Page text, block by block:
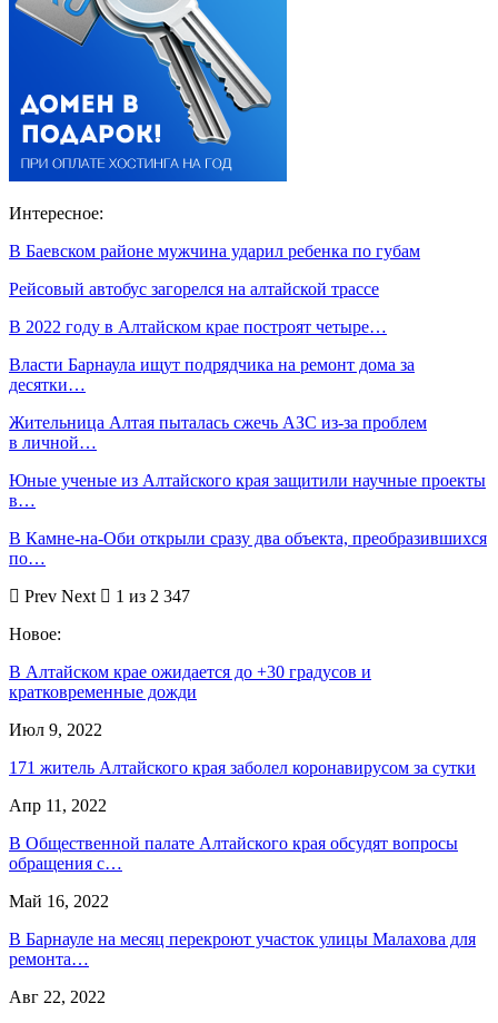
Интересное:
В Баевском районе мужчина ударил ребенка по губам
Рейсовый автобус загорелся на алтайской трассе
В 2022 году в Алтайском крае построят четыре…
Власти Барнаула ищут подрядчика на ремонт дома за
десятки…
Жительница Алтая пыталась сжечь АЗС из-за проблем
в личной…
Юные ученые из Алтайского края защитили научные проекты
в…
В Камне-на-Оби открыли сразу два объекта, преобразившихся
по…
Prev Next
1 из 2 347
Новое:
В Алтайском крае ожидается до +30 градусов и
кратковременные дожди
Июл 9, 2022
171 житель Алтайского края заболел коронавирусом за сутки
Апр 11, 2022
В Общественной палате Алтайского края обсудят вопросы
обращения с…
Май 16, 2022
В Барнауле на месяц перекроют участок улицы Малахова для
ремонта…
Авг 22, 2022